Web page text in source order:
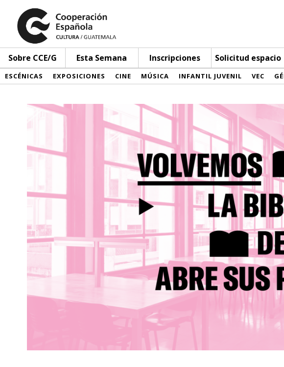
Sobre CCE/G Esta Semana Inscripciones Solicitud espacio
ESCÉNICAS EXPOSICIONES CINE MÚSICA INFANTIL JUVENIL VEC